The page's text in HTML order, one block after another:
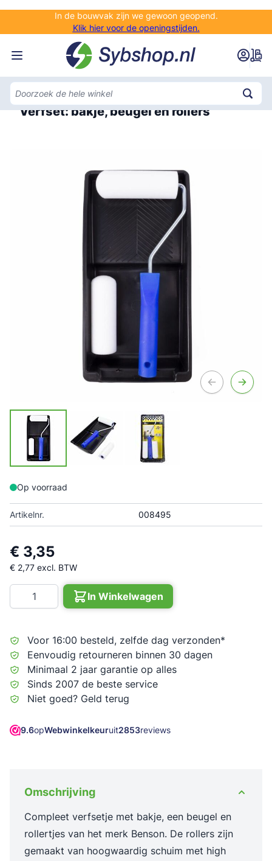
In de bouwvak zijn we gewoon geopend.
Klik hier voor de openingstijden.
Verfset: bakje, beugel en rollers
Op voorraad
Artikelnr. 008495
€ 3,35
€ 2,77 excl. BTW
Aantal
In Winkelwagen
Voor 16:00 besteld, zelfde dag verzonden*
Eenvoudig retourneren binnen 30 dagen
Minimaal 2 jaar garantie op alles
Sinds 2007 de beste service
Niet goed? Geld terug
9.6opWebwinkelkeuruit2853reviews
Omschrijving
Compleet verfsetje met bakje, een beugel en
rollertjes van het merk Benson. De rollers zijn
gemaakt van hoogwaardig schuim met high